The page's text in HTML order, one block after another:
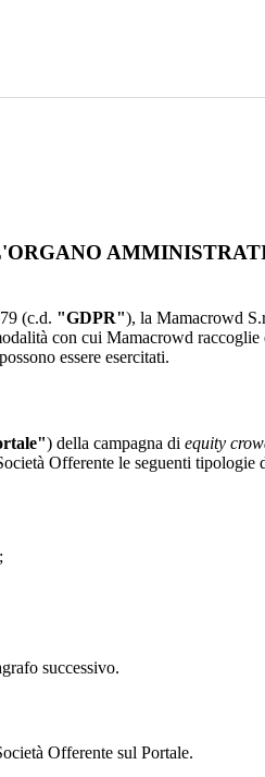
(c.d. "GDPR"), la Mamacrowd
con cui Mamacrowd
essere esercitati.
) della campagna di equity
Offerente le seguenti tipologie
successivo.
Offerente sul Portale.